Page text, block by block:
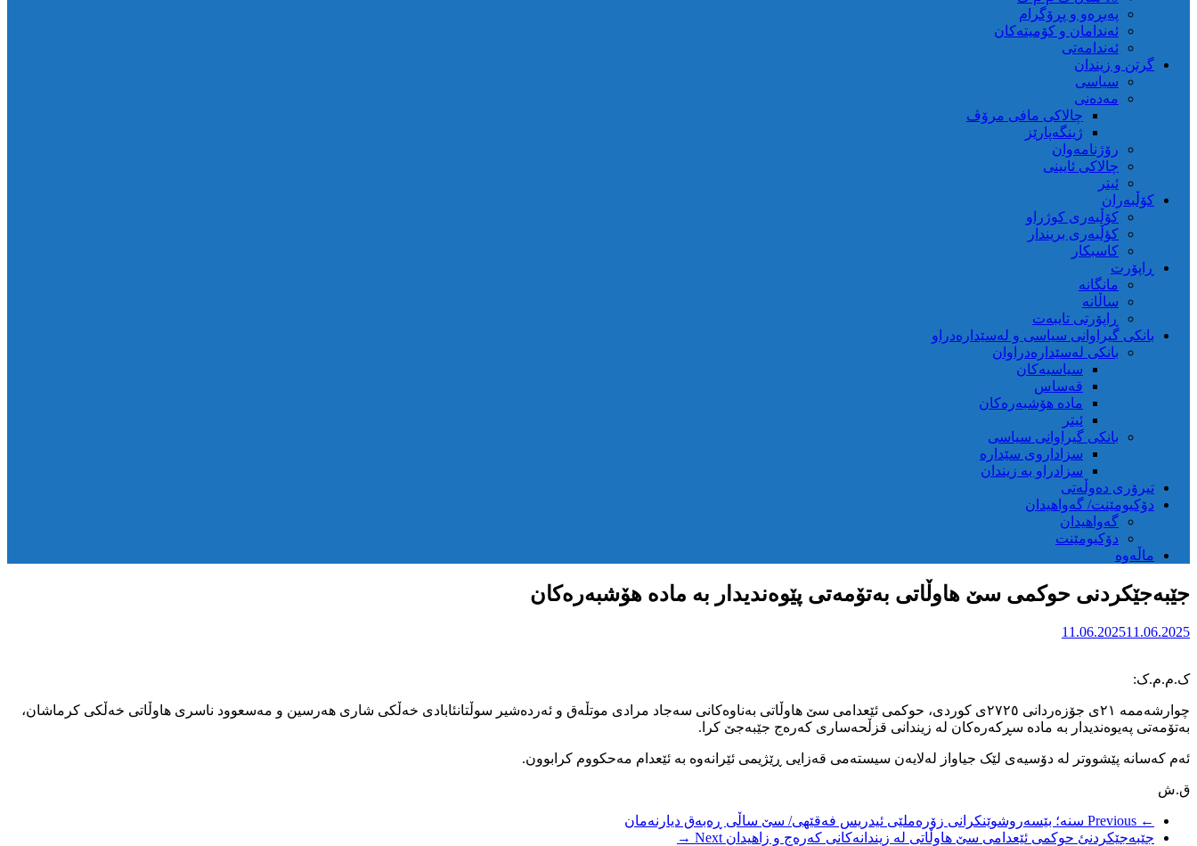
کوردستان
پەیڕەو و پڕۆگرام
ئەندامان و کۆمیتەکان
ئەندامەتی
گرتن و زیندان
سیاسی
مەدەنی
چالاکی مافی مرۆڤ
ژینگەپارێز
رۆژنامەوان
چالاکی ئایینی
ئیتر
کۆڵبەران
کۆڵبەری کوژراو
کؤڵبەری بریندار
کاسبکار
ڕاپۆرت
مانگانە
ساڵانە
ڕاپۆرتی تایبەت
بانکی گیراوانی سیاسی و لەسێدارەدراو
بانکی لەسێدارەدراوان
سیاسیەکان
قەساس
مادە هۆشبەرەکان
ئیتر
بانکی گیراوانی سیاسی
سزاداروی سێدارە
سزادراو بە زیندان
تیرۆری دەوڵەتی
دۆکیومێنت/ گەواهیدان
گەواهیدان
دۆکیومێنت
ماڵەوە
جێبەجێکردنی حوکمی سێ هاوڵاتی بەتۆمەتی پێوەندیدار بە مادە هۆشبەرەکان
11.06.202511.06.2025
ک.م.م.ک:
چوارشەممە ٢١ی جۆزەردانی ٢٧٢٥ی کوردی، حوکمی ئێعدامی سێ هاوڵاتی بەناوەکانی سەجاد مرادی موتڵەق و ئەردەشیر سوڵتانئابادی خەڵکی شاری هەرسین و مەسعوود ناسری هاوڵاتی خەڵکی کرماشان،
بەتۆمەتی پەیوەندیدار بە مادە سڕکەرەکان لە زیندانی قزڵحەساری کەرەج جێبەجێ کرا.
ئەم کەسانە پێشووتر لە دۆسیەی لێک جیاواز لەلایەن سیستەمی قەزایی ڕێژیمی ئێرانەوە بە ئێعدام مەحکووم کرابوون.
ق.ش
← Previous
سنە؛ بێسەروشوێنکرانی زۆرەملێی ئیدریس فەقێهی/ سێ ساڵی ڕەبەق دیارنەمان
جێبەجێکردنئ حوکمی ئێعدامی سێ هاوڵاتی لە زیندانەکانی کەرەج و زاهیدان Next →